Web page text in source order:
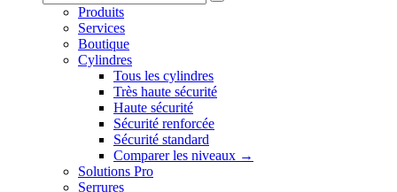
Produits
Services
Boutique
Cylindres
Tous les cylindres
Très haute sécurité
Haute sécurité
Sécurité renforcée
Sécurité standard
Comparer les niveaux →
Solutions Pro
Serrures